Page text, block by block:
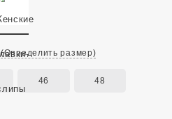
(Определить размер)
46 48